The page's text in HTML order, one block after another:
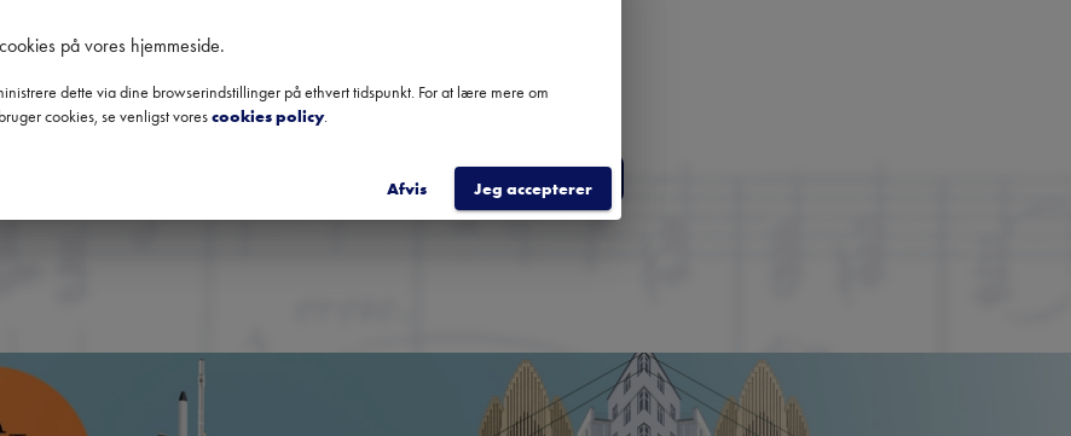
Få overblik over kommende koncerter, festivaler og udvalgte
anbefalinger fra hele landet.
TILMELD
på vores hjemmeside.
dette via dine browserindstillinger på ethvert tidspunkt. For at lære mere om
cookies, se venligst vorescookies policy.
Afvis Jeg accepterer